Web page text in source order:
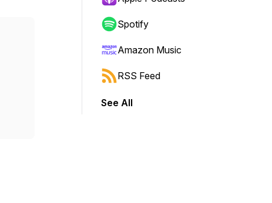
Spotify
Amazon Music
RSS Feed
See All